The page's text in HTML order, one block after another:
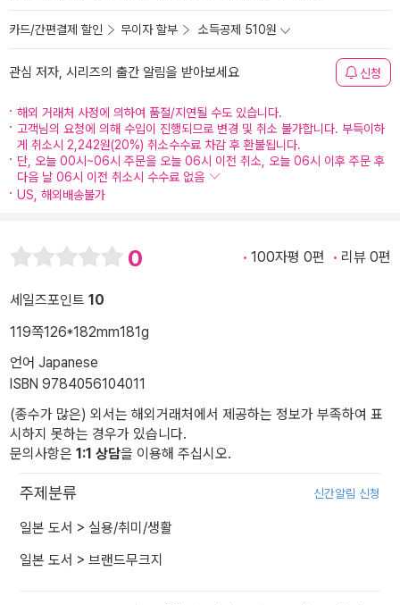
카드/간편결제 할인 무이자 할부 소득공제 510원
관심 저자, 시리즈의 출간 알림을 받아보세요 신청
해외 거래처 사정에 의하여 품절/지연될 수도 있습니다.
고객님의 요청에 의해 수입이 진행되므로 변경 및 취소 불가합니다. 부득이하
게 취소시 2,242원(20%) 취소수수료 차감 후 환불됩니다.
단, 오늘 00시~06시 주문을 오늘 06시 이전 취소, 오늘 06시 이후 주문 후
다음 날 06시 이전 취소시 수수료 없음
US, 해외배송불가
0 100자평 0편 리뷰 0편
세일즈포인트 10
119쪽126*182mm181g
언어 Japanese
ISBN 9784056104011
(종수가 많은) 외서는 해외거래처에서 제공하는 정보가 부족하여 표
시하지 못하는 경우가 있습니다.
문의사항은 1:1 상담을 이용해 주십시오.
주제분류 신간알림 신청
일본 도서 > 실용/취미/생활
일본 도서 > 브랜드무크지